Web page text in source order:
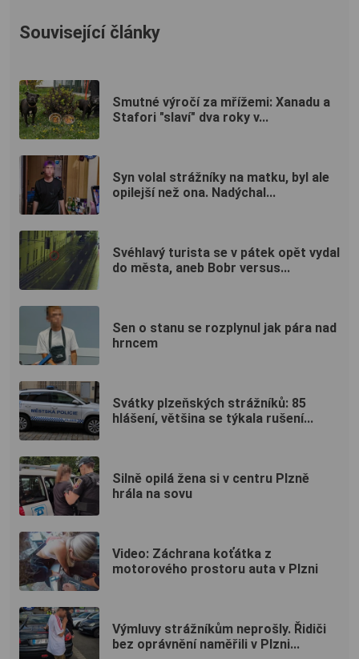
Související články
Smutné výročí za mřížemi: Xanadu a
Stafori "slaví" dva roky v...
Syn volal strážníky na matku, byl ale
opilejší než ona. Nadýchal...
Svéhlavý turista se v pátek opět vydal
do města, aneb Bobr versus...
Sen o stanu se rozplynul jak pára nad
hrncem
Svátky plzeňských strážníků: 85
hlášení, většina se týkala rušení...
Silně opilá žena si v centru Plzně
hrála na sovu
Video: Záchrana koťátka z
motorového prostoru auta v Plzni
Výmluvy strážníkům neprošly. Řidiči
bez oprávnění naměřili v Plzni...